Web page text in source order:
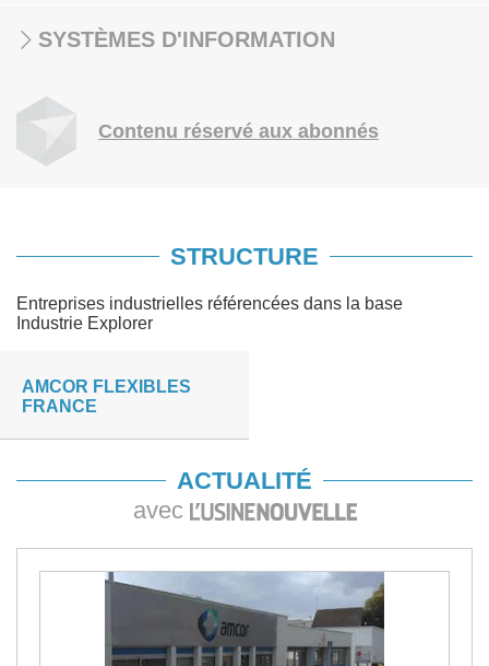
SYSTÈMES D'INFORMATION
Contenu réservé aux abonnés
STRUCTURE
Entreprises industrielles référencées dans la base
Industrie Explorer
AMCOR FLEXIBLES
FRANCE
ACTUALITÉ
avec